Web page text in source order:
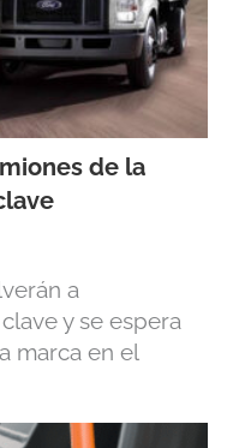
de la
a
y se espera
marca en el